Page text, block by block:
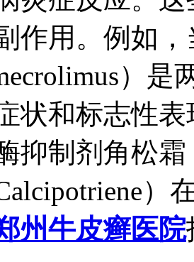
作用。例如
）是
状和标志性
抑制剂角松
）
州牛皮癣医院